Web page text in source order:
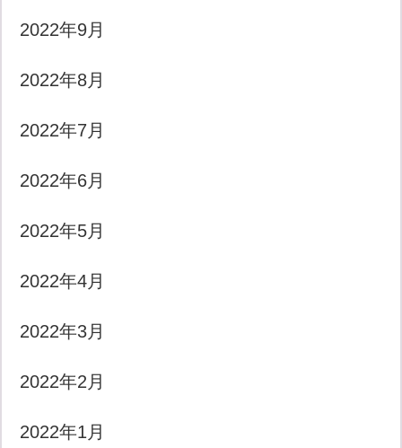
2022年9月
2022年8月
2022年7月
2022年6月
2022年5月
2022年4月
2022年3月
2022年2月
2022年1月